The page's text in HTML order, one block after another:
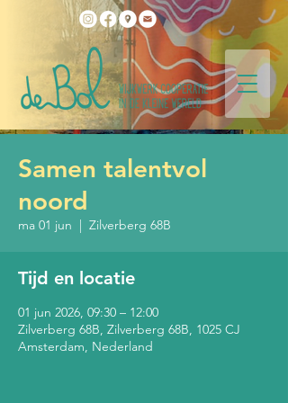
Samen talentvol
noord
ma 01 jun
  |
Zilverberg 68B
Tijd en locatie
01 jun 2026, 09:30 – 12:00
Zilverberg 68B, Zilverberg 68B, 1025 CJ
Amsterdam, Nederland